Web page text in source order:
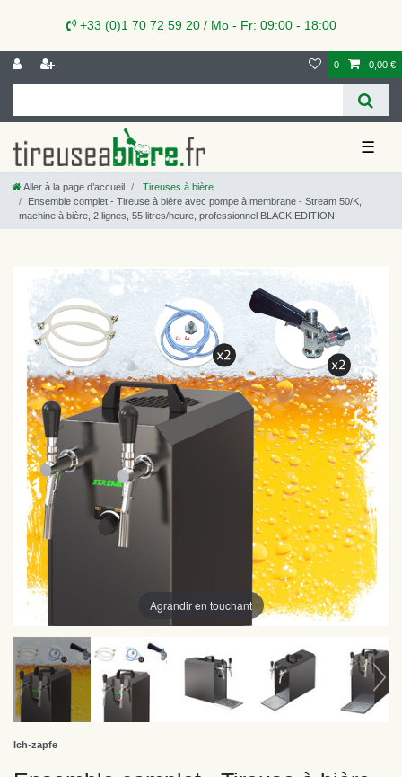
+33 (0)1 70 72 59 20 / Mo - Fr: 09:00 - 18:00
0 0,00 €
☰
Aller à la page d’accueil
Tireuses à bière
Ensemble complet - Tireuse à bière avec pompe à membrane - Stream 50/K,
machine à bière, 2 lignes, 55 litres/heure, professionnel BLACK EDITION
Agrandir en touchant
Ich-zapfe